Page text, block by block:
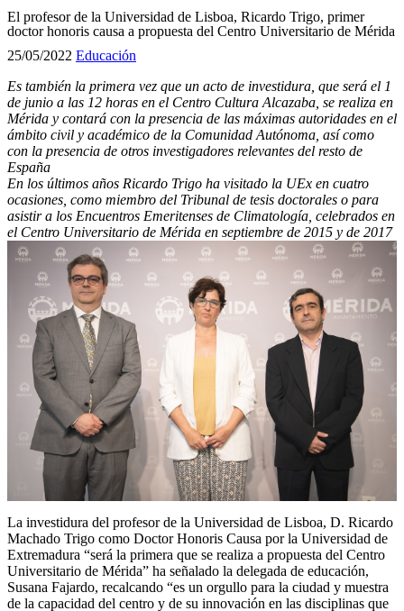
El profesor de la Universidad de Lisboa, Ricardo Trigo, primer
doctor honoris causa a propuesta del Centro Universitario de Mérida
25/05/2022 Educación
Es también la primera vez que un acto de investidura, que será el 1
de junio a las 12 horas en el Centro Cultura Alcazaba, se realiza en
Mérida y contará con la presencia de las máximas autoridades en el
ámbito civil y académico de la Comunidad Autónoma, así como
con la presencia de otros investigadores relevantes del resto de
España
En los últimos años Ricardo Trigo ha visitado la UEx en cuatro
ocasiones, como miembro del Tribunal de tesis doctorales o para
asistir a los Encuentros Emeritenses de Climatología, celebrados en
el Centro Universitario de Mérida en septiembre de 2015 y de 2017
La investidura del profesor de la Universidad de Lisboa, D. Ricardo
Machado Trigo como Doctor Honoris Causa por la Universidad de
Extremadura “será la primera que se realiza a propuesta del Centro
Universitario de Mérida” ha señalado la delegada de educación,
Susana Fajardo, recalcando “es un orgullo para la ciudad y muestra
de la capacidad del centro y de su innovación en las disciplinas que